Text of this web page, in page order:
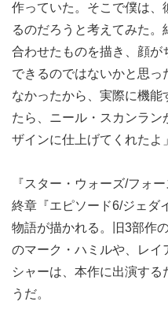
作っていた。そこで僕は、
るのだろうと考えてみた
合わせたものを描き、顔
できるのではないかと思っ
なかったから、実際に機能
たら、ニール・スカンラ
ザインに仕上げてくれたよ
『スター・ウォーズ/フォ
終章『エピソード6/ジェダ
物語が描かれる。旧3部作
のマーク・ハミルや、レイ
シャーは、本作に出演す
うだ。